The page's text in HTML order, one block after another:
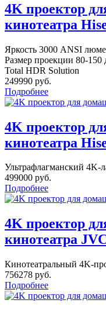
4K проектор
кинотеатра
Яркость 3000 ANSI
Размер проекции 80-
Total HDR Solution
249990 руб.
Подробнее
4K проектор
кинотеатра
Ультрафлагманский 4K-
499000 руб.
Подробнее
4K проектор
кинотеатра
Кинотеатральный 4K-
756278 руб.
Подробнее